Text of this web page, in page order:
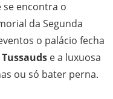
se encontra o
da Segunda
o palácio fecha
e a luxuosa
ou só bater perna.